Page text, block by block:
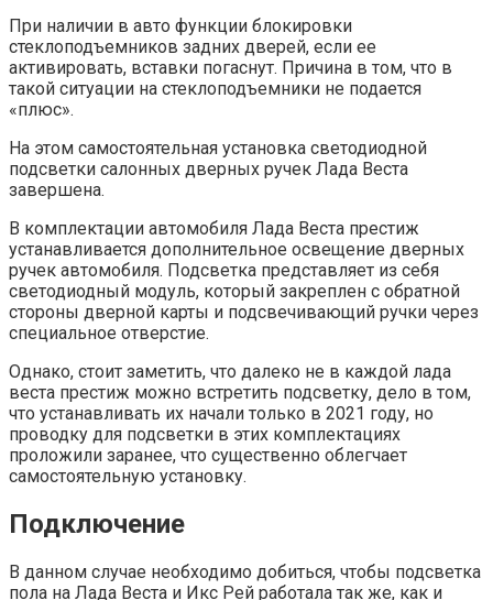
При наличии в авто функции блокировки
стеклоподъемников задних дверей, если ее
активировать, вставки погаснут. Причина в том, что в
такой ситуации на стеклоподъемники не подается
«плюс».
На этом самостоятельная установка светодиодной
подсветки салонных дверных ручек Лада Веста
завершена.
В комплектации автомобиля Лада Веста престиж
устанавливается дополнительное освещение дверных
ручек автомобиля. Подсветка представляет из себя
светодиодный модуль, который закреплен с обратной
стороны дверной карты и подсвечивающий ручки через
специальное отверстие.
Однако, стоит заметить, что далеко не в каждой лада
веста престиж можно встретить подсветку, дело в том,
что устанавливать их начали только в 2021 году, но
проводку для подсветки в этих комплектациях
проложили заранее, что существенно облегчает
самостоятельную установку.
Подключение
В данном случае необходимо добиться, чтобы подсветка
пола на Лада Веста и Икс Рей работала так же, как и